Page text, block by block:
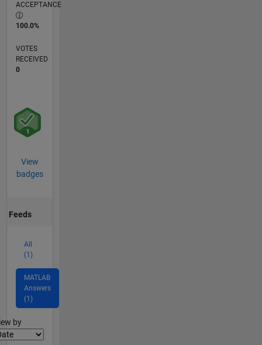
ACCEPTANCE
100.0%
VOTES
RECEIVED
0
View
badges
Feeds
All
(1)
MATLAB
Answers
(1)
by